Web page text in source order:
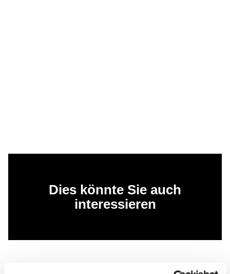
Dies könnte Sie auch
interessieren